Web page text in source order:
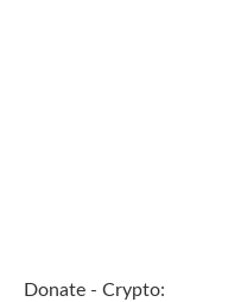
Donate - Crypto: